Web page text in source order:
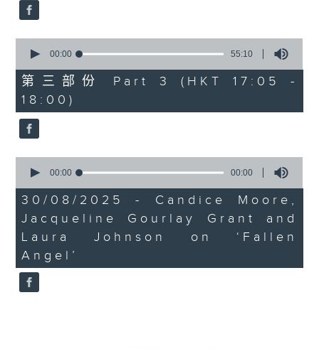
seconds
55
minutes,
10
seconds
00:00 55:10
第三部份 Part 3 (HKT 17:05 -
18:00)
seconds
0
seconds
00:00 00:00
30/08/2025 - Candice Moore,
Jacqueline Gourlay Grant and
Laura Johnson on ‘Fallen
Angel’